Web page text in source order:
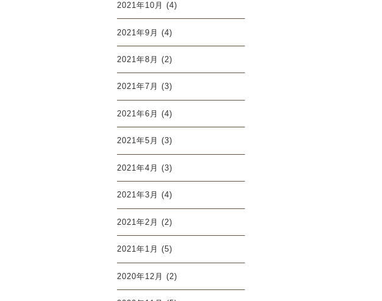
2021年10月 (4)
2021年9月 (4)
2021年8月 (2)
2021年7月 (3)
2021年6月 (4)
2021年5月 (3)
2021年4月 (3)
2021年3月 (4)
2021年2月 (2)
2021年1月 (5)
2020年12月 (2)